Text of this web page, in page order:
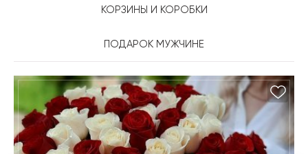
КОРЗИНЫ И КОРОБКИ
ПОДАРОК МУЖЧИНЕ